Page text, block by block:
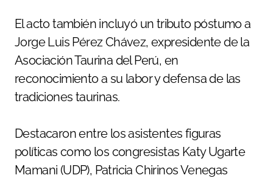
El acto también incluyó un tributo póstumo a
Jorge Luis Pérez Chávez, expresidente de la
Asociación Taurina del Perú, en
reconocimiento a su labor y defensa de las
tradiciones taurinas.
Destacaron entre los asistentes figuras
políticas como los congresistas Katy Ugarte
Mamani (UDP), Patricia Chirinos Venegas